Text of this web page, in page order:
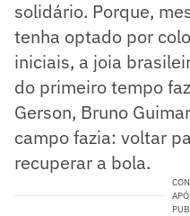
solidário. Porque,
tenha optado por
iniciais, a joia
do primeiro tempo
Gerson, Bruno
campo fazia: voltar
recuperar a bola.